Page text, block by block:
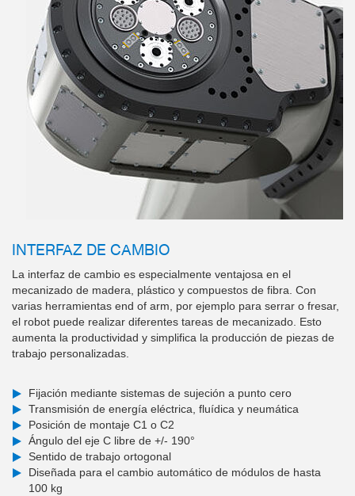
INTERFAZ DE CAMBIO
La interfaz de cambio es especialmente ventajosa en el
mecanizado de madera, plástico y compuestos de fibra. Con
varias herramientas end of arm, por ejemplo para serrar o fresar,
el robot puede realizar diferentes tareas de mecanizado. Esto
aumenta la productividad y simplifica la producción de piezas de
trabajo personalizadas.
Fijación mediante sistemas de sujeción a punto cero
Transmisión de energía eléctrica, fluídica y neumática
Posición de montaje C1 o C2
Ángulo del eje C libre de +/- 190°
Sentido de trabajo ortogonal
Diseñada para el cambio automático de módulos de hasta
100 kg